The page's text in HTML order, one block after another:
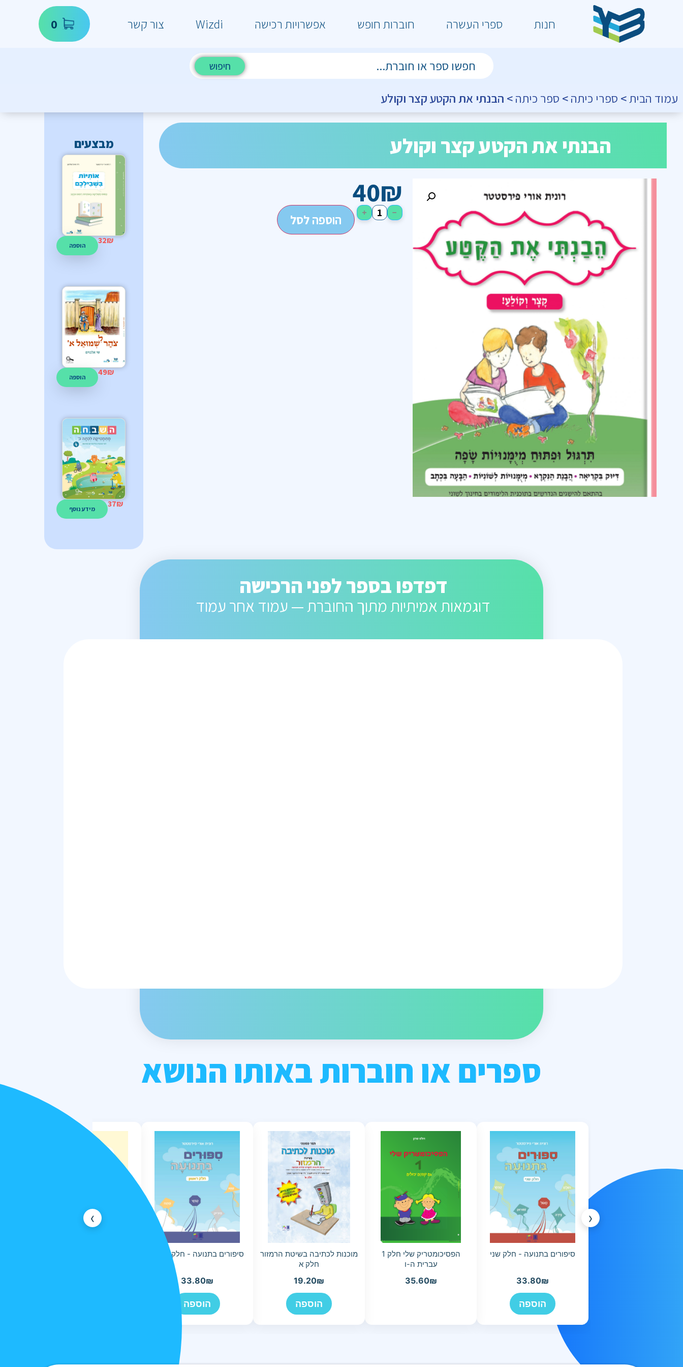
חנות ספרי העשרה חוברות חופש אפשרויות רכישה Wizdi צור קשר 0
חיפוש
עמוד הבית> ספרי כיתה> ספר כיתה> הבנתי את הקטע קצר וקולע
הבנתי את הקטע קצר וקולע
40₪
−
+ הוספה לסל
מבצעים
הוספה 32₪
הוספה 49₪
מידע נוסף 37₪
דפדפו בספר לפני הרכישה
דוגמאות אמיתיות מתוך החוברת — עמוד אחר עמוד
ספרים או חוברות באותו הנושא
‹
סיפורים בתנועה - חלק שני
33.80₪
הוספה
הפסיכומטריק שלי חלק 1
עברית ה-ו
35.60₪
מוכנות לכתיבה בשיטת הרמזור
חלק א
19.20₪
הוספה
סיפורים בתנועה - חלק ראשון
33.80₪
הוספה
›